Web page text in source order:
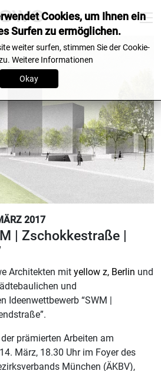
2017
| Zschokkestraße |
Architekten mit yellow z, Berlin und
und
Ideenwettbewerb “SWM |
prämierten Arbeiten am
März, 18.30 Uhr im Foyer des
München (ÄKBV),
Cookies, um Ihnen ein
Surfen zu ermöglichen.
weiter surfen, stimmen Sie der Cookie-
Weitere Informationen
Okay